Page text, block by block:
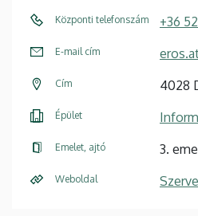
Központi telefonszám +36
E-mail cím
Cím 4028
Épület
Emelet, ajtó 3.
Weboldal